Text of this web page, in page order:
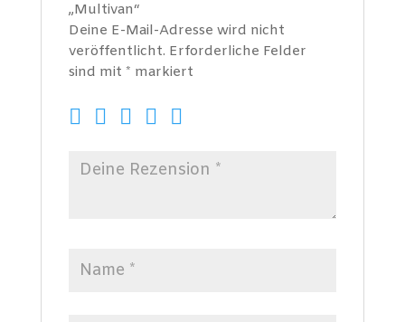
„Multivan“
Deine E-Mail-Adresse wird nicht
veröffentlicht. Erforderliche Felder
sind mit * markiert